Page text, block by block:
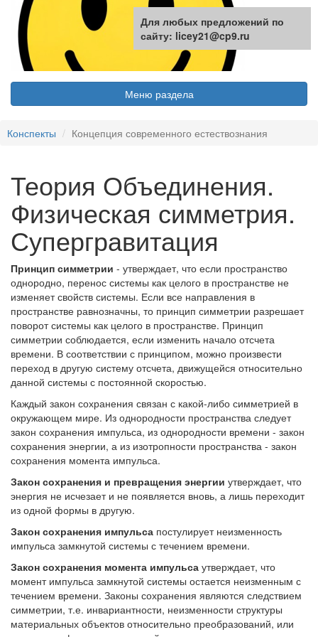
Меню раздела
Конспекты Концепция современного естествознания
Теория Объединения.
Физическая симметрия.
Супергравитация
Принцип симметрии - утверждает, что если пространство
однородно, перенос системы как целого в пространстве не
изменяет свойств системы. Если все направления в
пространстве равнозначны, то принцип симметрии разрешает
поворот системы как целого в пространстве. Принцип
симметрии соблюдается, если изменить начало отсчета
времени. В соответствии с принципом, можно произвести
переход в другую систему отсчета, движущейся относительно
данной системы с постоянной скоростью.
Каждый закон сохранения связан с какой-либо симметрией в
окружающем мире. Из однородности пространства следует
закон сохранения импульса, из однородности времени - закон
сохранения энергии, а из изотропности пространства - закон
сохранения момента импульса.
Закон сохранения и превращения энергии утверждает, что
энергия не исчезает и не появляется вновь, а лишь переходит
из одной формы в другую.
Закон сохранения импульса постулирует неизменность
импульса замкнутой системы с течением времени.
Закон сохранения момента импульса утверждает, что
момент импульса замкнутой системы остается неизменным с
течением времени. Законы сохранения являются следствием
симметрии, т.е. инвариантности, неизменности структуры
материальных объектов относительно преобразований, или
Для любых предложений по
сайту: licey21@cp9.ru